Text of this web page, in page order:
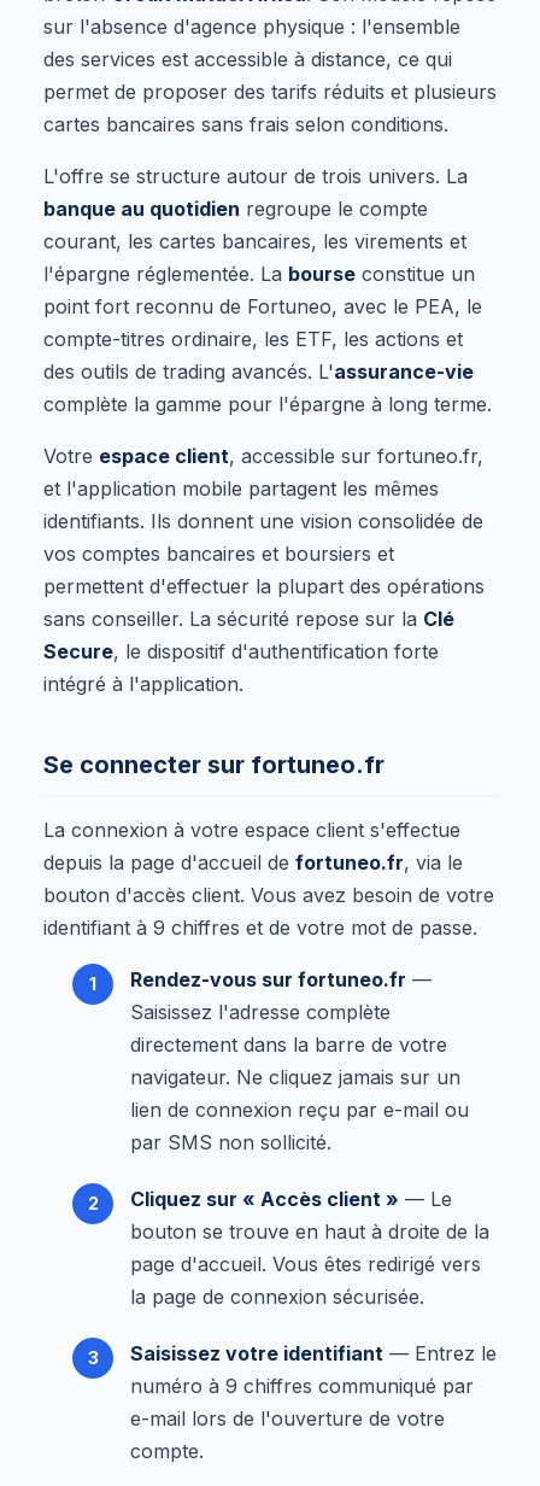
sur l'absence d'agence physique : l'ensemble
des services est accessible à distance, ce qui
permet de proposer des tarifs réduits et plusieurs
cartes bancaires sans frais selon conditions.
L'offre se structure autour de trois univers. La
banque au quotidien regroupe le compte
courant, les cartes bancaires, les virements et
l'épargne réglementée. La bourse constitue un
point fort reconnu de Fortuneo, avec le PEA, le
compte-titres ordinaire, les ETF, les actions et
des outils de trading avancés. L'assurance-vie
complète la gamme pour l'épargne à long terme.
Votre espace client, accessible sur fortuneo.fr,
et l'application mobile partagent les mêmes
identifiants. Ils donnent une vision consolidée de
vos comptes bancaires et boursiers et
permettent d'effectuer la plupart des opérations
sans conseiller. La sécurité repose sur la Clé
Secure, le dispositif d'authentification forte
intégré à l'application.
Se connecter sur fortuneo.fr
La connexion à votre espace client s'effectue
depuis la page d'accueil de fortuneo.fr, via le
bouton d'accès client. Vous avez besoin de votre
identifiant à 9 chiffres et de votre mot de passe.
Rendez-vous sur fortuneo.fr —
Saisissez l'adresse complète
directement dans la barre de votre
navigateur. Ne cliquez jamais sur un
lien de connexion reçu par e-mail ou
par SMS non sollicité.
Cliquez sur « Accès client » — Le
bouton se trouve en haut à droite de la
page d'accueil. Vous êtes redirigé vers
la page de connexion sécurisée.
Saisissez votre identifiant — Entrez le
numéro à 9 chiffres communiqué par
e-mail lors de l'ouverture de votre
compte.